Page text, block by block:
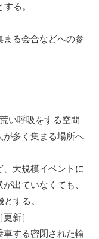
る。
る会合などへの参
い呼吸をする空間
が多く集まる場所へ
大規模イベントに
出ていなくても、
する。
新］
車する密閉された輸